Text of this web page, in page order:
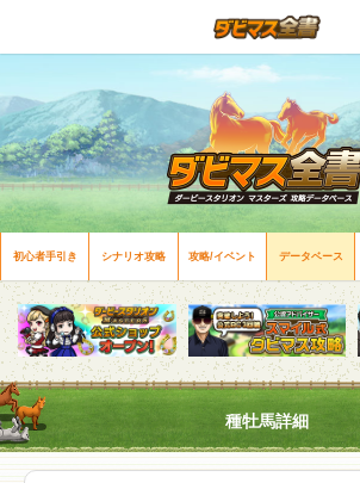
初心者手引き シナリオ攻略 攻略/イベント データベース
種牡馬詳細